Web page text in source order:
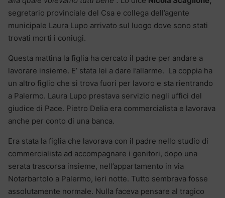
segretario provinciale del Csa e collega dell’agente
municipale Laura Lupo arrivato sul luogo dove sono stati
trovati morti i coniugi.
Questa mattina la figlia ha cercato il padre per andare a
lavorare insieme. E’ stata lei a dare l’allarme. La coppia ha
un altro figlio che si trova fuori per lavoro e sta rientrando
a Palermo. Laura Lupo prestava servizio negli uffici del
giudice di Pace. Pietro Delia era commercialista e lavorava
anche per conto di una banca.
Era stata la figlia che lavorava con il padre nello studio di
commercialista ad accompagnare i genitori, dopo una
serata trascorsa insieme, nell’appartamento in via
Notarbartolo a Palermo, ieri notte. Tutto sembrava fosse
assolutamente normale. Nulla faceva pensare al tragico